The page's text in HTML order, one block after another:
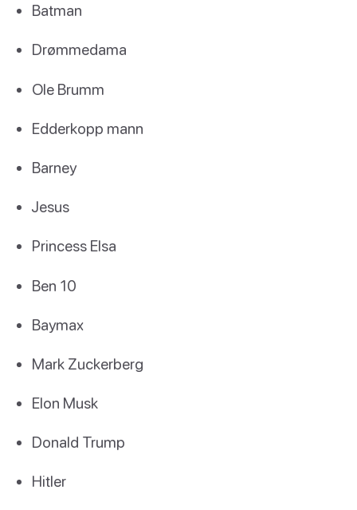
Batman
Drømmedama
Ole Brumm
Edderkopp mann
Barney
Jesus
Princess Elsa
Ben 10
Baymax
Mark Zuckerberg
Elon Musk
Donald Trump
Hitler